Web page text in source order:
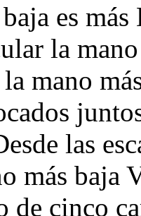
es
la
mano
las
más baja
de cinco